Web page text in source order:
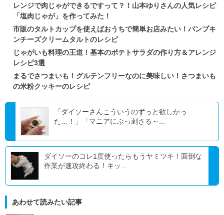
レンジで肉じゃができるですって？！山本ゆりさんの人気レシピ
「塩肉じゃが」を作ってみた！
市販のタルトカップを使えばおうちで簡単お店みたい！パンプキ
ンチーズクリームタルトのレシピ
じゃがいも料理の王道！基本のポテトサラダの作り方＆アレンジ
レシピ3選
まるでさつまいも！グルテンフリーなのに美味しい！さつまいも
の米粉クッキーのレシピ
「ダイソーさんこういうのずっと欲しかっ
た…！」「マニアにぶっ刺さる～...
ダイソーのコレ1度使ったらもうヤミツキ！面倒な
作業が速攻終わる！キッ...
あわせて読みたい記事